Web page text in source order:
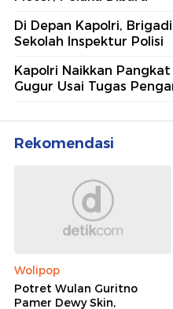
Di Depan Kapolri,
Sekolah Inspektur Polisi
Kapolri Naikkan
Gugur Usai Tugas
Rekomendasi
Wolipop
Potret Wulan Guritno
Pamer Dewy Skin,